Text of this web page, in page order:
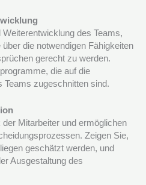
des Teams,
die notwendigen Fähigkeiten
gerecht zu werden.
die auf die
Teams zugeschnitten sind.
Mitarbeiter und ermöglichen
Zeigen Sie,
geschätzt werden, und
Ausgestaltung des